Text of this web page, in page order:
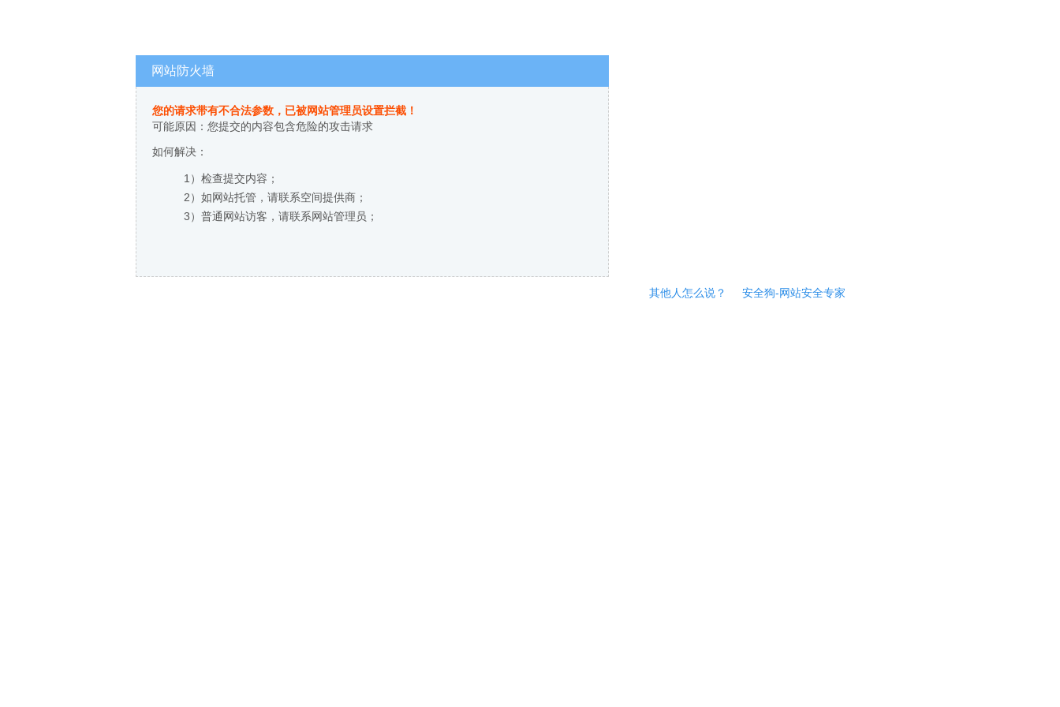
网站防火墙
您的请求带有不合法参数，已被网站管理员设置拦截！
可能原因：您提交的内容包含危险的攻击请求
如何解决：
1）检查提交内容；
2）如网站托管，请联系空间提供商；
3）普通网站访客，请联系网站管理员；
其他人怎么说？ 安全狗-网站安全专家